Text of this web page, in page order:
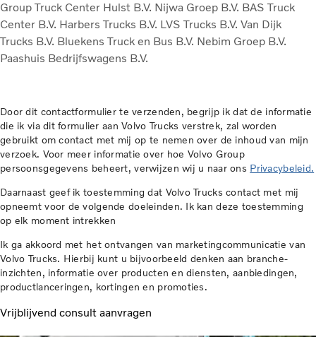
Group Truck Center Hulst B.V. Nijwa Groep B.V. BAS Truck
Center B.V. Harbers Trucks B.V. LVS Trucks B.V. Van Dijk
Trucks B.V. Bluekens Truck en Bus B.V. Nebim Groep B.V.
Paashuis Bedrijfswagens B.V.
Door dit contactformulier te verzenden, begrijp ik dat de informatie
die ik via dit formulier aan Volvo Trucks verstrek, zal worden
gebruikt om contact met mij op te nemen over de inhoud van mijn
verzoek. Voor meer informatie over hoe Volvo Group
persoonsgegevens beheert, verwijzen wij u naar ons Privacybeleid.
Daarnaast geef ik toestemming dat Volvo Trucks contact met mij
opneemt voor de volgende doeleinden. Ik kan deze toestemming
op elk moment intrekken
Ik ga akkoord met het ontvangen van marketingcommunicatie van
Volvo Trucks. Hierbij kunt u bijvoorbeeld denken aan branche-
inzichten, informatie over producten en diensten, aanbiedingen,
productlanceringen, kortingen en promoties.
Vrijblijvend consult aanvragen